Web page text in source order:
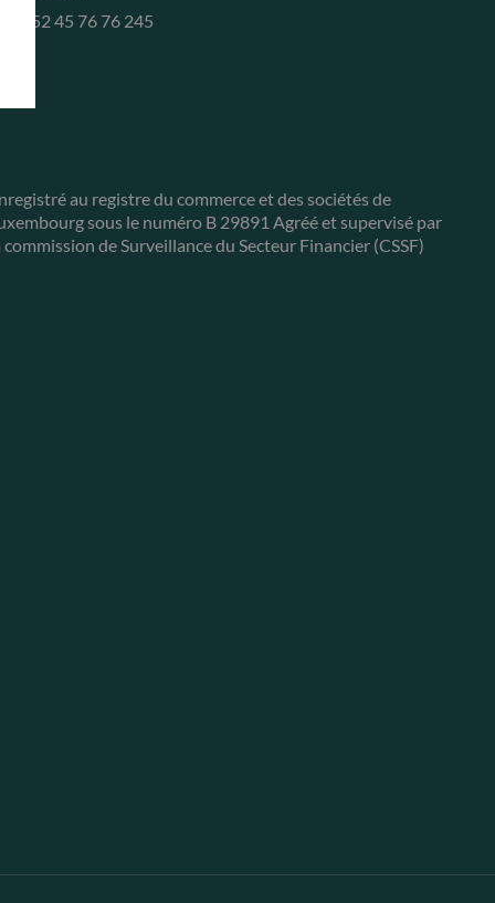
+352 45 76 76 245
au registre du commerce et des sociétés de
sous le numéro B 29891 Agréé et supervisé par
commission de Surveillance du Secteur Financier (CSSF)